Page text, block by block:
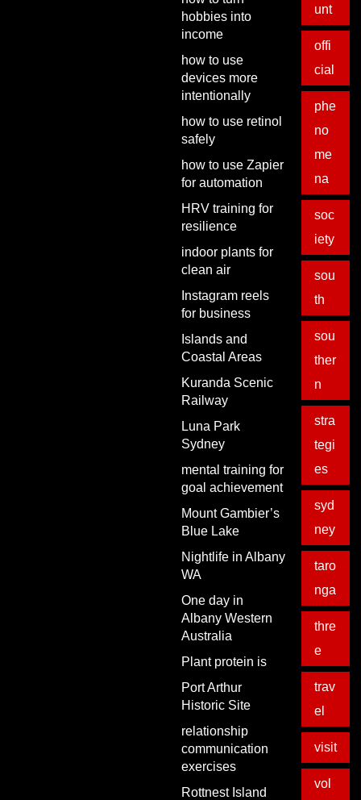
hobbies into
income
how to use
devices more
intentionally
how to use retinol
safely
how to use Zapier
for automation
HRV training for
resilience
indoor plants for
clean air
Instagram reels
for business
Islands and
Coastal Areas
Kuranda Scenic
Railway
Luna Park
Sydney
mental training for
goal achievement
Mount Gambier’s
Blue Lake
Nightlife in Albany
WA
One day in
Albany Western
Australia
Plant protein is
Port Arthur
Historic Site
relationship
communication
exercises
Rottnest Island
unt
offi
cial
phe
no
me
na
soc
iety
sou
th
sou
ther
n
stra
tegi
es
syd
ney
taro
nga
thre
e
trav
el
visit
vol